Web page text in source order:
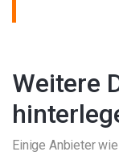
Weitere
Einige Anbieter